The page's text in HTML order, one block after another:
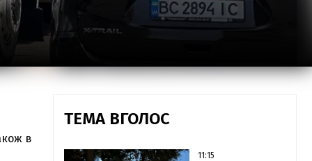
в
ТЕМА ВГОЛОС
11:15